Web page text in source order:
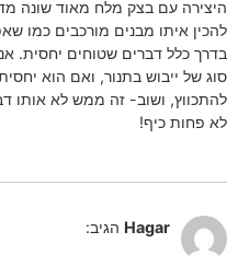
היצירה עם בצק מלח מאוד שונה
להכין איתו מבנים מורכבים כמו
בדרך כלל דברים שטוחים יחסית.
סוג של ייבוש בתנור, ואם הוא
להתכווץ, ושוב- זה ממש לא אותו
לא פחות כיף!
Hagar הגיב: